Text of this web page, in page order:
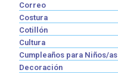
Correo
Costura
Cotillón
Cultura
Cumpleaños para Niños/as
Decoración